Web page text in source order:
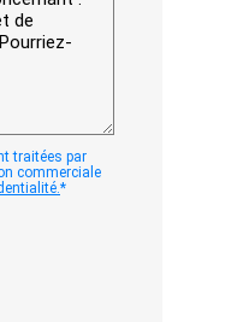
traitées par
commerciale
*